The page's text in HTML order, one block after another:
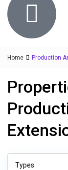
Home Production
Types